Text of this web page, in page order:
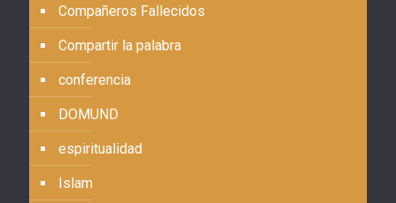
Compañeros Fallecidos
Compartir la palabra
conferencia
DOMUND
espiritualidad
Islam